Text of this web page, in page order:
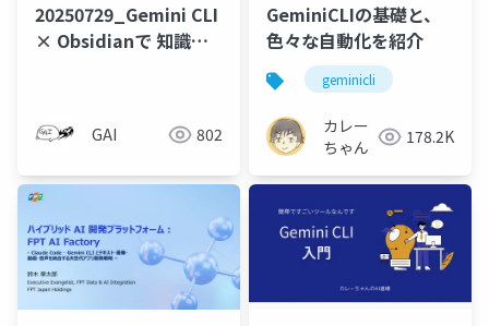
20250729_Gemini CLI
× Obsidianで 知識管
GAI 802
GeminiCLIの基礎と、
色々な自動化を紹介
geminicli
カレー
ちゃん
178.2K